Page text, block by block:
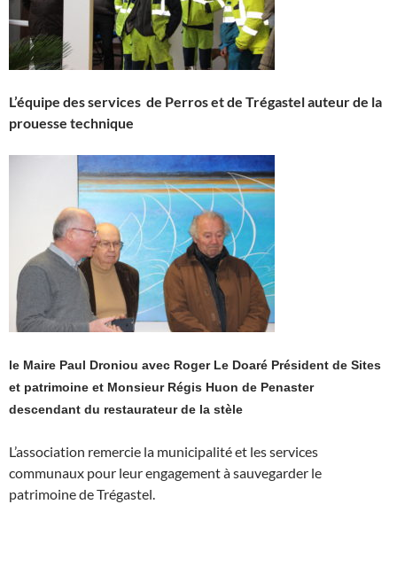
L’équipe des services de Perros et de Trégastel auteur de la
prouesse technique
le Maire Paul Droniou avec Roger Le Doaré Président de Sites
et patrimoine et Monsieur Régis Huon de Penaster
descendant du restaurateur de la stèle
L’association remercie la municipalité et les services
communaux pour leur engagement à sauvegarder le
patrimoine de Trégastel.